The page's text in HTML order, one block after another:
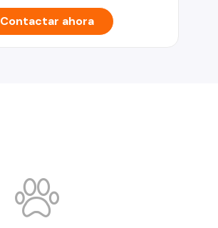
Contactar ahora